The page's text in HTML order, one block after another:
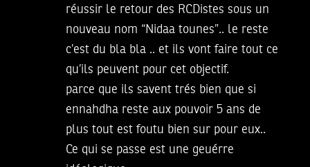
réussir le retour des RCDistes sous un
nouveau nom “Nidaa tounes”.. le reste
c’est du bla bla .. et ils vont faire tout ce
qu’ils peuvent pour cet objectif.
parce que ils savent trés bien que si
ennahdha reste aux pouvoir 5 ans de
plus tout est foutu bien sur pour eux..
Ce qui se passe est une geuérre